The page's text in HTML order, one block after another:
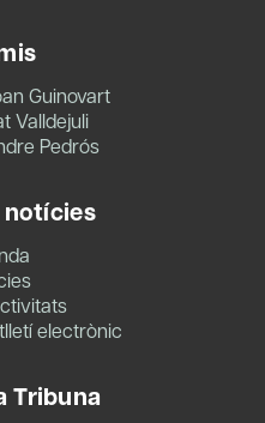
Guinovart
Valldejuli
Pedrós
electrònic
Tribuna